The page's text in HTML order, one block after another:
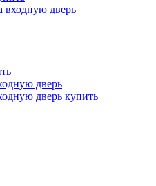
входную дверь
дверь
дверь купить